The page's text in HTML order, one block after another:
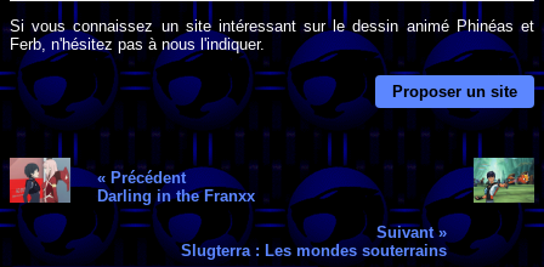
Si vous connaissez un site intéressant sur le dessin animé Phinéas et
Ferb, n'hésitez pas à nous l'indiquer.
Proposer un site
« Précédent
Darling in the Franxx
Suivant »
Slugterra : Les mondes souterrains